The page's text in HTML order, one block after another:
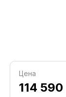
Цена
114 590